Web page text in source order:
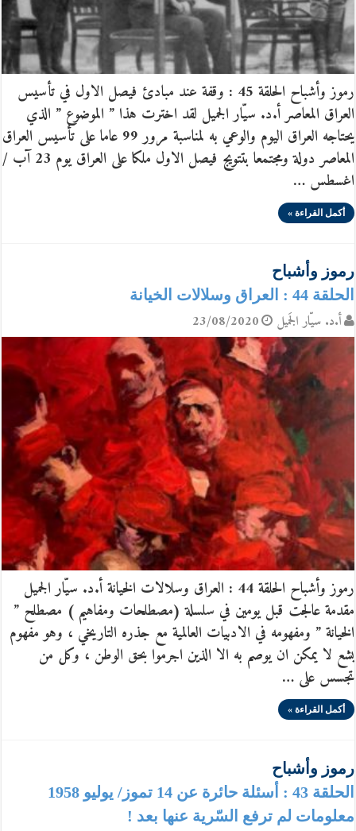
رموز وأشباح الحلقة 45 : وقفة عند مبادئ فيصل الاول في تأسيس
العراق المعاصر أ.د. سيّار الجميل لقد اخترت هذا ” الموضوع ” الذي
يحتاجه العراق اليوم والوعي به لمناسبة مرور 99 عاما على تأسيس العراق
المعاصر دولة ومجتمعا بتتويج فيصل الاول ملكا على العراق يوم 23 آب /
اغسطس …
أكمل القراءة »
رموز وأشباح
الحلقة 44 : العراق وسلالات الخيانة
أ.د. سيّار الجَميل 23/08/2020
رموز وأشباح الحلقة 44 : العراق وسلالات الخيانة أ.د. سيّار الجميل
مقدمة عالجت قبل يومين في سلسلة (مصطلحات ومفاهيم ) مصطلح ”
الخيانة ” ومفهومه في الادبيات العالمية مع جذره التاريخي ، وهو مفهوم
بشع لا يمكن ان يوصم به الا الذين اجرموا بحق الوطن ، وكل من
تجسس على …
أكمل القراءة »
رموز وأشباح
الحلقة 43 : أسئلة حائرة عن 14 تموز/ يوليو 1958
معلومات لم ترفع السّرية عنها بعد !